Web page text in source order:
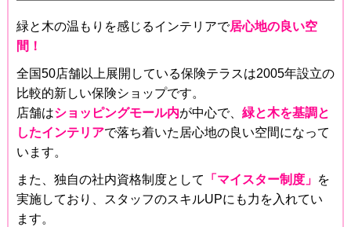
緑と木の温もりを感じるインテリアで居心地の良い空
間！
全国50店舗以上展開している保険テラスは2005年設立の
比較的新しい保険ショップです。
店舗はショッピングモール内が中心で、 緑と木を基調と
したインテリアで落ち着いた居心地の良い空間になって
います。
また、独自の社内資格制度として 「マイスター制度」 を
実施しており、スタッフのスキルUPにも力を入れてい
ます。